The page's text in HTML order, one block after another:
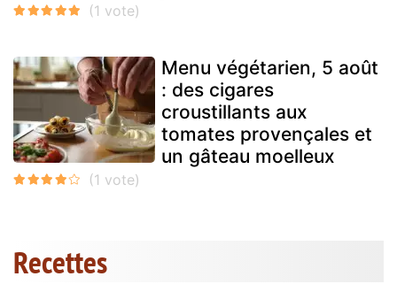
Menu végétarien, 5 août
: des cigares
croustillants aux
tomates provençales et
un gâteau moelleux
Recettes